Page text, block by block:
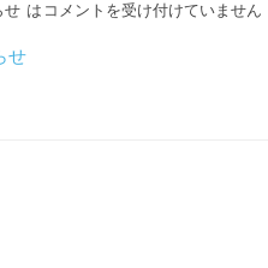
せ は コメントを受け付けていません
せ